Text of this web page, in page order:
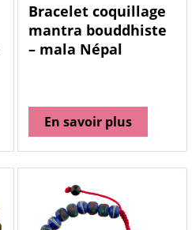
Bracelet coquillage
mantra bouddhiste
– mala Népal
En savoir plus